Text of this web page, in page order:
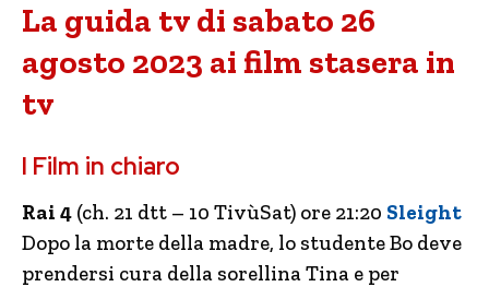
La guida tv di sabato 26
agosto 2023 ai film stasera in
tv
I Film in chiaro
Rai 4 (ch. 21 dtt – 10 TivùSat) ore 21:20 Sleight
Dopo la morte della madre, lo studente Bo deve
prendersi cura della sorellina Tina e per